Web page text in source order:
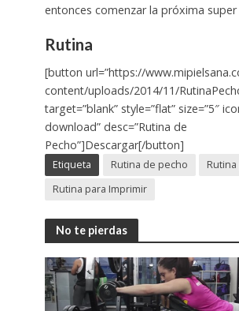
entonces comenzar la próxima super
Rutina
[button url=”https://
content/uploads/2014/11/
target=”blank” style=”flat” size=”5″
download” desc=”Rutina de
Pecho”]Descargar[/button]
Etiqueta Rutina de pecho
Rutina
Rutina para Imprimir
No te pierdas